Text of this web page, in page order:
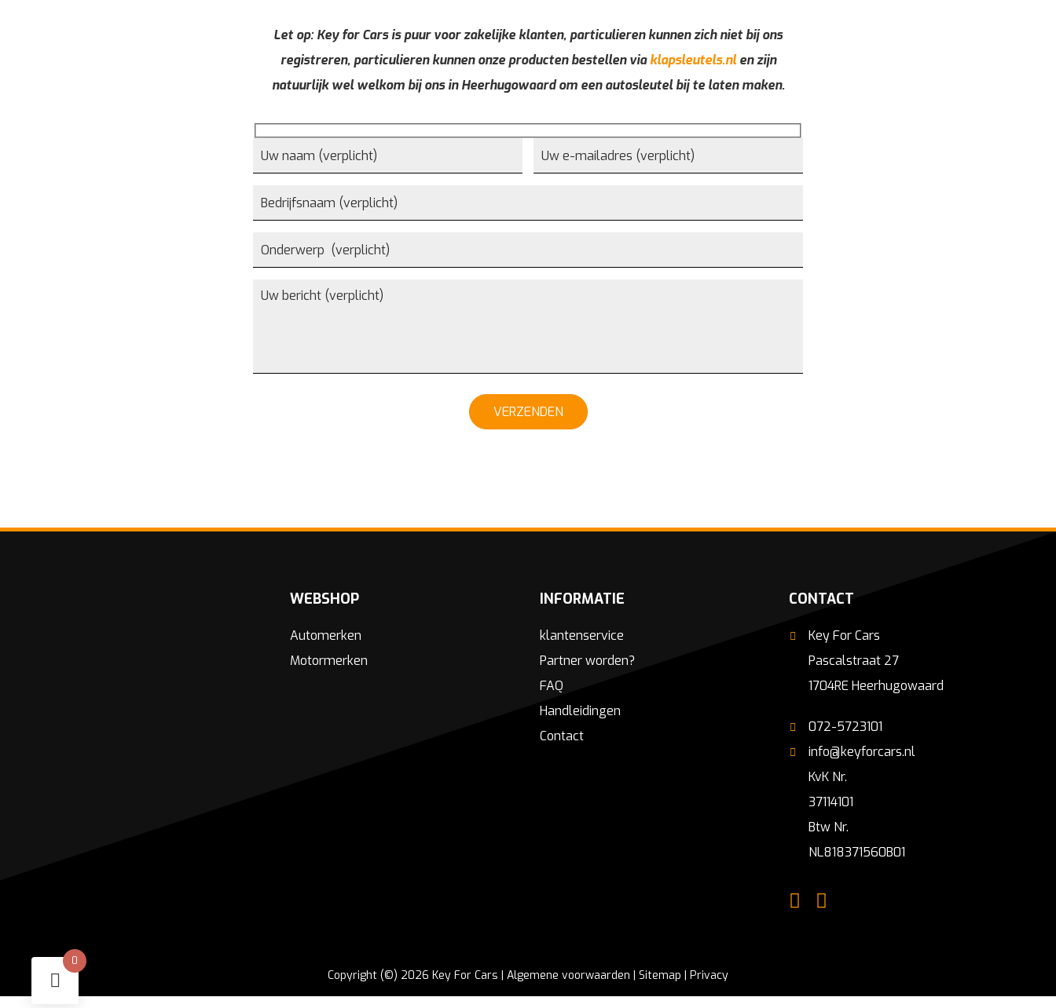
Let op: Key for Cars is puur voor zakelijke klanten, particulieren kunnen zich niet bij ons
registreren, particulieren kunnen onze producten bestellen viaklapsleutels.nlen zijn
natuurlijk wel welkom bij ons in Heerhugowaard om een autosleutel bij te laten maken.
VERZENDEN
WEBSHOP
Automerken
Motormerken
INFORMATIE
klantenservice
Partner worden?
FAQ
Handleidingen
Contact
CONTACT
Key For Cars
Pascalstraat 27
1704RE Heerhugowaard
072-5723101
info@keyforcars.nl
KvK Nr.
37114101
Btw Nr.
NL818371560B01
Copyright (©) 2026 Key For Cars | Algemene voorwaarden Sitemap Privacy
0